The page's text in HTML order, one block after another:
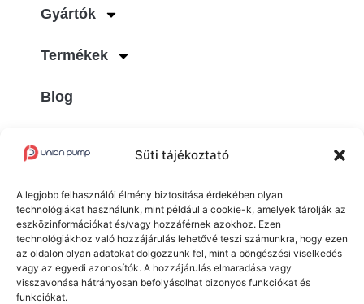
Süti tájékoztató
A legjobb felhasználói élmény biztosítása érdekében olyan
technológiákat használunk, mint például a cookie-k, amelyek tárolják az
eszközinformációkat és/vagy hozzáférnek azokhoz. Ezen
technológiákhoz való hozzájárulás lehetővé teszi számunkra, hogy ezen
az oldalon olyan adatokat dolgozzunk fel, mint a böngészési viselkedés
vagy az egyedi azonosítók. A hozzájárulás elmaradása vagy
visszavonása hátrányosan befolyásolhat bizonyos funkciókat és
funkciókat.
Gyártók
Termékek
Blog
Union Pump Kft. © 2025 Minden jog fenntartva.
Adatvédelmi tájékoztatóSüti tájékoztató